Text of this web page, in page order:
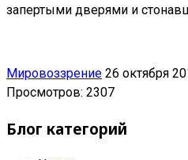
запертыми дверями и
Мировоззрение 26 октября
Просмотров: 2307
Блог категорий